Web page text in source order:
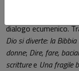
dialogo ecumenico.
Dio si diverte: la
donne; Dire, fare,
scritturee Una fragile